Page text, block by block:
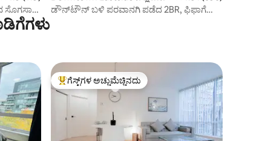
ಸೊಗಸಾದ
ಡೌನ್‌ಟೌನ್ ಬಳಿ ಪರವಾನಗಿ ಪಡೆದ 2BR, ಫಿಫಾಗೆ
ಗೆಸ್ಟ್‌ಗಳಿಗೆ ಅತಿ ಹೆಚ್ಚು ಅಚ್ಚುಮೆಚ್ಚಿನದು
ಗೆಸ್ಟ್‌ಗಳ ಅಚ್ಚುಮೆಚ್ಚಿನದು